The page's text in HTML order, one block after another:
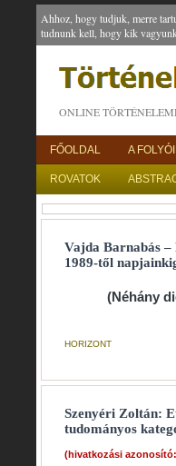
Ahhoz, hogy tudjuk, merre
tudnunk kell, hogy kik
ONLINE
FŐOLDAL A
ROVATOK
Vajda Barnabás
1989-től
(Néhány
HORIZONT
Szenyéri Zoltán:
tudományos
(hivatkozási azonosító: